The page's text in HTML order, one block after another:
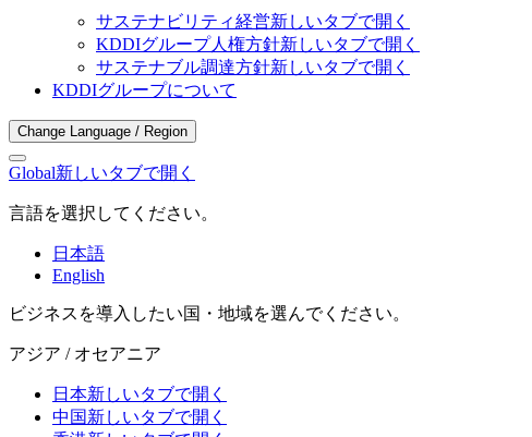
サステナビリティ経営新しいタブで開く
KDDIグループ人権方針新しいタブで開く
サステナブル調達方針新しいタブで開く
KDDIグループについて
Change Language / Region
Global新しいタブで開く
言語を選択してください。
日本語
English
ビジネスを導入したい国・地域を選んでください。
アジア / オセアニア
日本新しいタブで開く
中国新しいタブで開く